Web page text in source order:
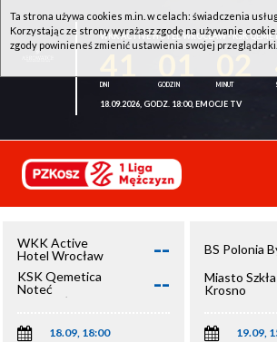
WKK ACTIVE HOTEL WROCŁAW - KSK
18.09.2026, GODZ. 18:00, EMOCJE TV
WKK Active
Hotel Wrocław
--
KSK Qemetica
Noteć
Inowrocław
--
18.09, 18:00
BS Polonia
Miasto Szkła
Krosno
19.09,
Ta strona używa cookies m.in. w celach: świadczenia
Korzystając ze strony wyrażasz zgodę na używanie
zgody powinieneś zmienić ustawienia swojej przeglądarki.